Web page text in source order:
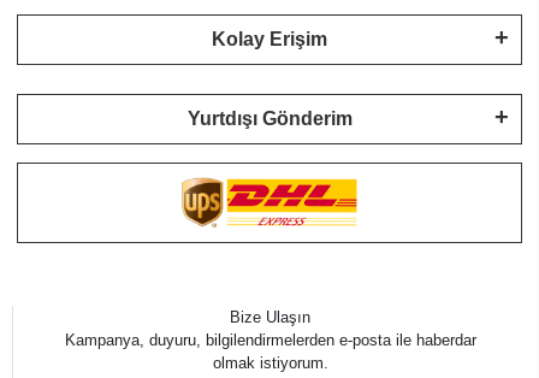
Kolay Erişim
Yurtdışı Gönderim
Bize Ulaşın
Kampanya, duyuru, bilgilendirmelerden e-posta ile haberdar
olmak istiyorum.